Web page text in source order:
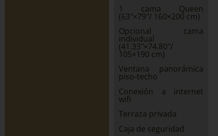
1 cama Queen
(63″×79″/ 160×200 cm)
Opcional cama
individual
(41.33″×74.80″/
105×190 cm)
Ventana panorámica
piso-techo
Conexión a internet
wifi
Terraza privada
Caja de seguridad